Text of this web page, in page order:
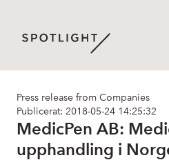
Press release from Companies
Publicerat: 2018-05-24 14:25:32
MedicPen AB:
upphandling i